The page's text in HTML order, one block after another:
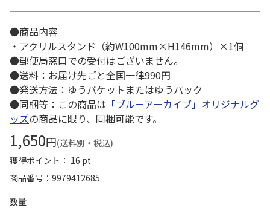
●商品内容
・アクリルスタンド（約W100mm×H146mm）×1個
●郵便局窓口での受付はございません。
●送料：お届け先ごと全国一律990円
●発送方法：ゆうパケットまたはゆうパック
●同梱等：この商品は 「ブルーアーカイブ」オリジナルグ
ッズの商品に限り、同梱可能です。
1,650円(送料別・税込)
獲得ポイント： 16 pt
商品番号
9979412685
数量